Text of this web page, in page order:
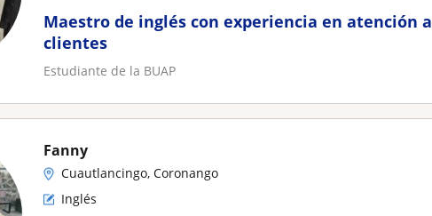
Maestro de inglés con experiencia en atención a
clientes
Estudiante de la BUAP
Fanny
Cuautlancingo, Coronango
Inglés